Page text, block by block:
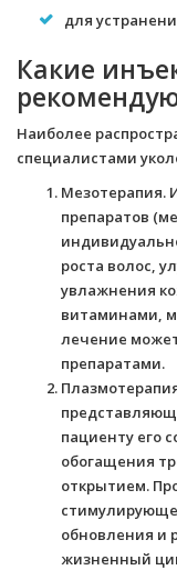
для
Какие
Наиболее
специалистами
Мезотерапия.
препаратов
роста волос,
увлажнения
витаминами,
лечение
препаратами.
пациенту его
обогащения
открытием.
обновления и
жизненный